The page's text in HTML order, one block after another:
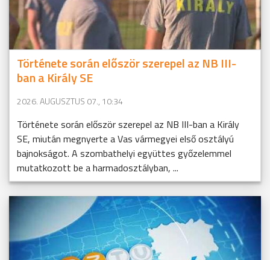
Története során először szerepel az NB III-
ban a Király SE
2026. AUGUSZTUS 07., 10:34
Története során először szerepel az NB III-ban a Király
SE, miután megnyerte a Vas vármegyei első osztályú
bajnokságot. A szombathelyi együttes győzelemmel
mutatkozott be a harmadosztályban, ...